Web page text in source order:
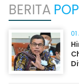
BERITA